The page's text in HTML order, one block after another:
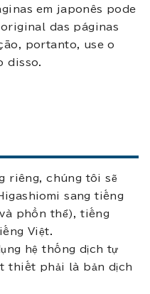
em japonês pode
das páginas
portanto, use o
disso.
riêng, chúng tôi sẽ
sang tiếng
phồn thể), tiếng
Việt.
hệ thống dịch tự
thiết phải là bản dịch